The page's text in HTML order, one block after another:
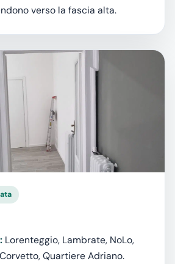
verso la fascia alta.
Lorenteggio, Lambrate, NoLo,
Quartiere Adriano.